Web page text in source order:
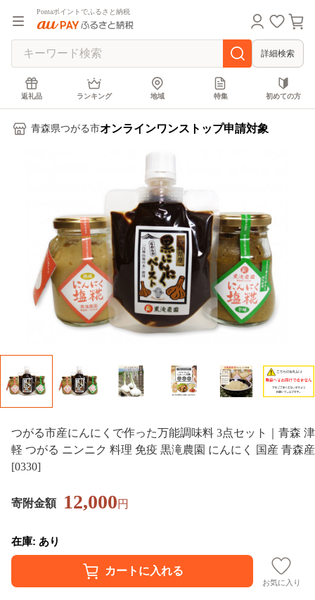
Pontaポイントでふるさと納税
詳細検索
返礼品 ランキング 地域 特集 初めての方
青森県つがる市オンラインワンストップ申請対象
つがる市産にんにくで作った万能調味料 3点セット｜青森 津
軽 つがる ニンニク 料理 免疫 黒滝農園 にんにく 国産 青森産
[0330]
寄附金額 12,000円
在庫: あり
お気に入り